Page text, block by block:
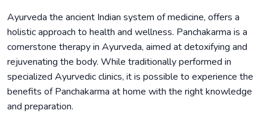
Ayurveda the ancient Indian system of medicine, offers a
holistic approach to health and wellness. Panchakarma is a
cornerstone therapy in Ayurveda, aimed at detoxifying and
rejuvenating the body. While traditionally performed in
specialized Ayurvedic clinics, it is possible to experience the
benefits of Panchakarma at home with the right knowledge
and preparation.